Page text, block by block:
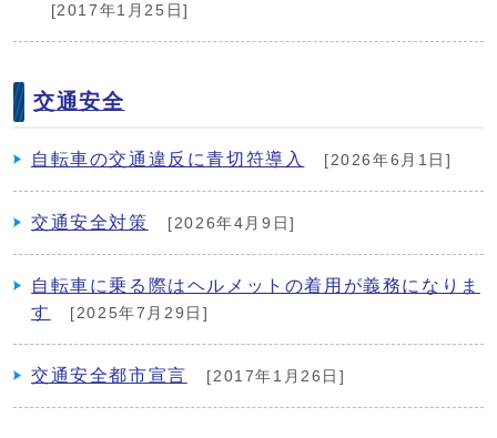
[2017年1月25日]
交通安全
自転車の交通違反に青切符導入 [2026年6月1日]
交通安全対策 [2026年4月9日]
自転車に乗る際はヘルメットの着用が義務になりま
す
[2025年7月29日]
交通安全都市宣言 [2017年1月26日]